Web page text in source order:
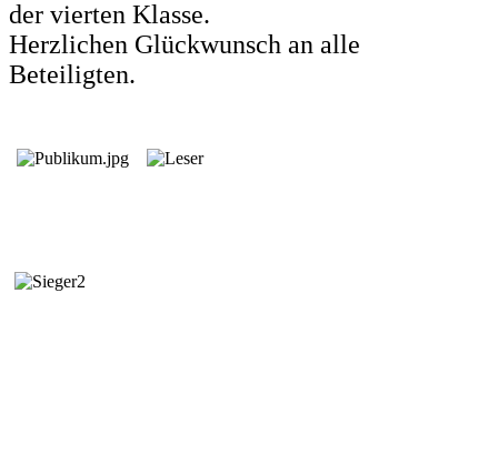
der vierten Klasse.
Herzlichen Glückwunsch an alle
Beteiligten.